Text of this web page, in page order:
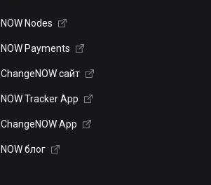
NOW Nodes
NOW Payments
ChangeNOW сайт
NOW Tracker App
ChangeNOW App
NOW блог